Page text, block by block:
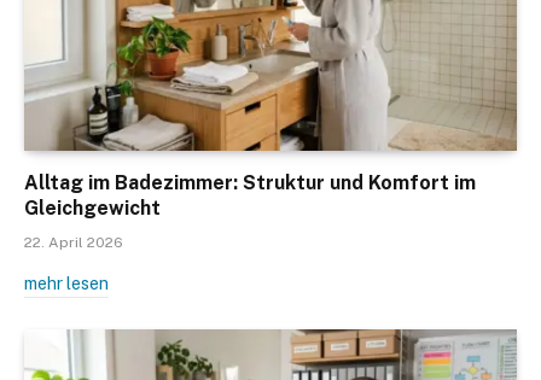
Alltag im Badezimmer: Struktur und Komfort im
Gleichgewicht
22. April 2026
mehr lesen